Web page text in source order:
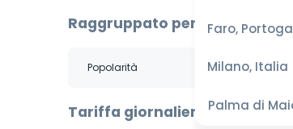
Faro,
Milano, Italia
Palma di
Raggruppato per
Tariffa giornaliera